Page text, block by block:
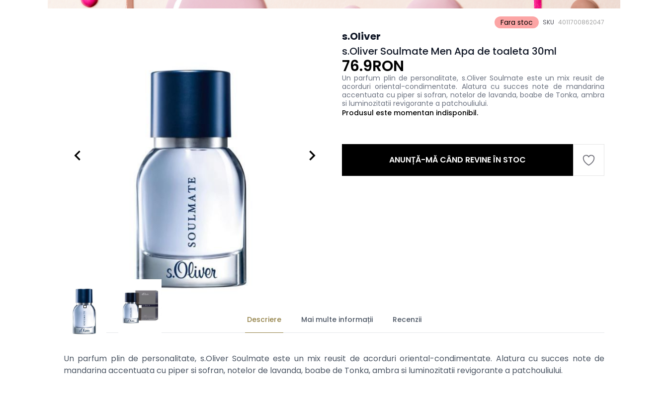
Fara stoc SKU 4011700862047
s.Oliver
s.Oliver Soulmate Men Apa de toaleta 30ml
76.9RON
Un parfum plin de personalitate, s.Oliver Soulmate este un mix reusit de
acorduri oriental-condimentate. Alatura cu succes note de mandarina
accentuata cu piper si sofran, notelor de lavanda, boabe de Tonka, ambra
si luminozitatii revigorante a patchouliului.
Produsul este momentan indisponibil.
ANUNȚĂ-MĂ CÂND REVINE ÎN STOC
Descriere Mai multe informații Recenzii
Un parfum plin de personalitate, s.Oliver Soulmate este un mix reusit de acorduri oriental-condimentate. Alatura cu succes note de
mandarina accentuata cu piper si sofran, notelor de lavanda, boabe de Tonka, ambra si luminozitatii revigorante a patchouliului.